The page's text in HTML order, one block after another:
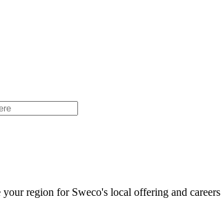
region for Sweco's local offering and careers